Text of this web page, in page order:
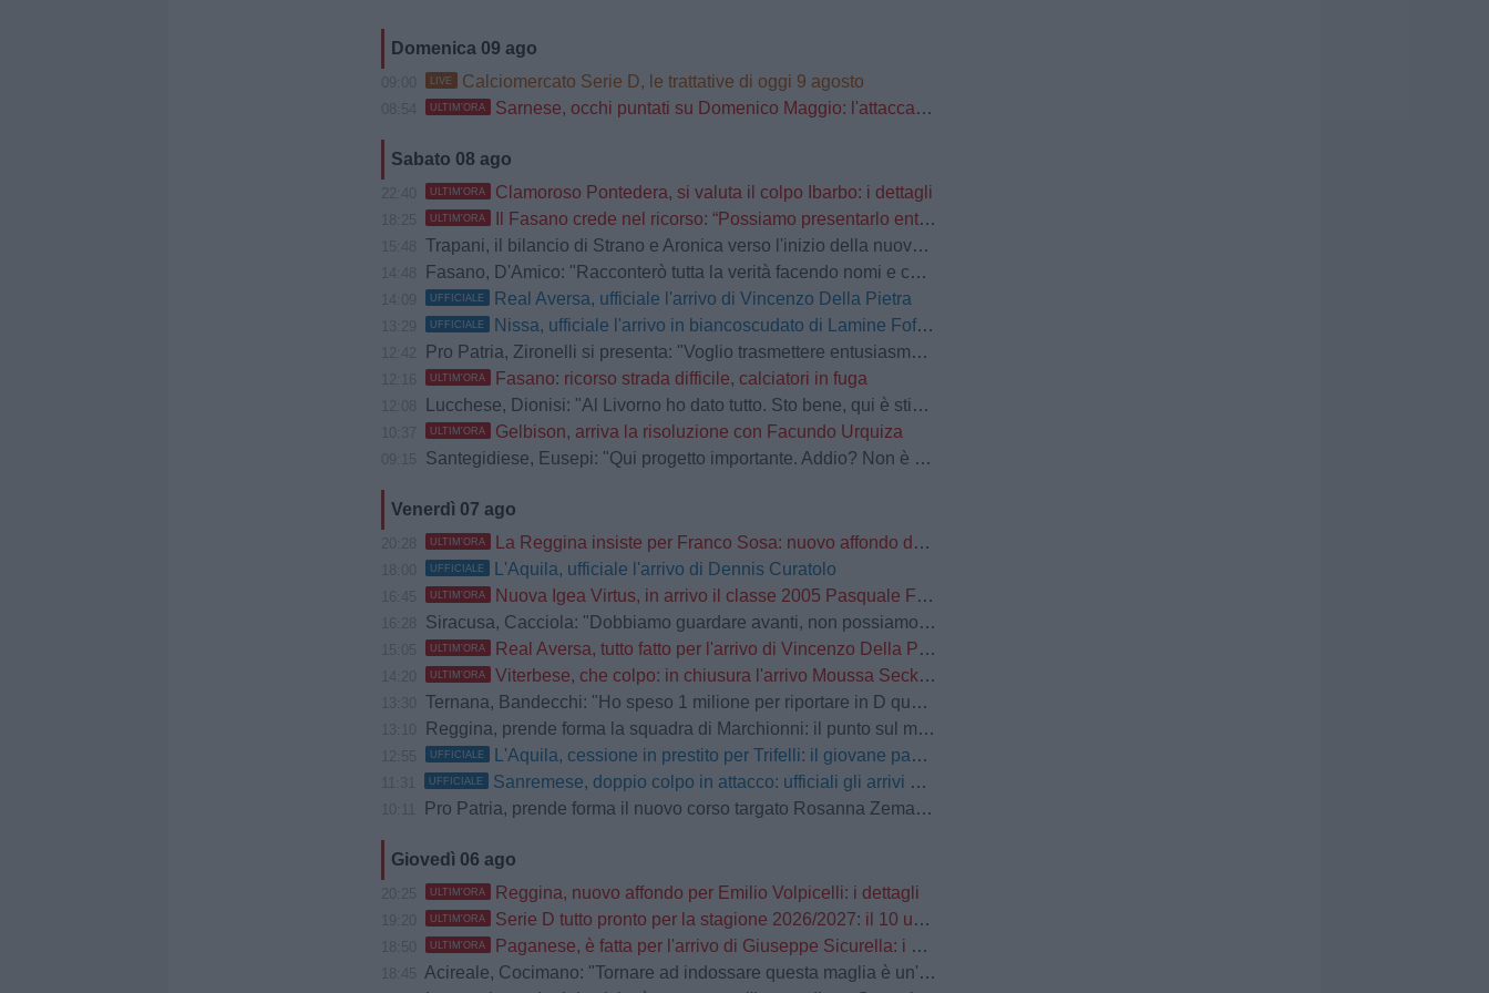
Domenica 09 ago
LIVE Calciomercato Serie D, le trattative di oggi 9 agosto
ULTIM'ORA Sarnese, occhi puntati su Domenico Maggio: l'attaccante della Scafatese nel mirino dei granata
Sabato 08 ago
ULTIM'ORA Clamoroso Pontedera, si valuta il colpo Ibarbo: i dettagli
ULTIM'ORA Il Fasano crede nel ricorso: “Possiamo presentarlo entro 30 giorni dal comunicato”
Trapani, il bilancio di Strano e Aronica verso l'inizio della nuova stagione
Fasano, D'Amico: "Racconterò tutta la verità facendo nomi e cognomi"
UFFICIALE Real Aversa, ufficiale l'arrivo di Vincenzo Della Pietra
UFFICIALE Nissa, ufficiale l'arrivo in biancoscudato di Lamine Fofana
Pro Patria, Zironelli si presenta: "Voglio trasmettere entusiasmo. Il passato va cancellato"
ULTIM'ORA Fasano: ricorso strada difficile, calciatori in fuga
Lucchese, Dionisi: "Al Livorno ho dato tutto. Sto bene, qui è stimolante"
ULTIM'ORA Gelbison, arriva la risoluzione con Facundo Urquiza
Santegidiese, Eusepi: "Qui progetto importante. Addio? Non è dipeso da me"
Venerdì 07 ago
ULTIM'ORA La Reggina insiste per Franco Sosa: nuovo affondo del club amaranto
UFFICIALE L'Aquila, ufficiale l'arrivo di Dennis Curatolo
ULTIM'ORA Nuova Igea Virtus, in arrivo il classe 2005 Pasquale Faccetti
Siracusa, Cacciola: "Dobbiamo guardare avanti, non possiamo prenderci carico di quello che è successo lo scorso anno"
ULTIM'ORA Real Aversa, tutto fatto per l'arrivo di Vincenzo Della Pietra
ULTIM'ORA Viterbese, che colpo: in chiusura l'arrivo Moussa Seck Ndoye dal Livorno
Ternana, Bandecchi: "Ho speso 1 milione per riportare in D questa società"
Reggina, prende forma la squadra di Marchionni: il punto sul mercato
UFFICIALE L'Aquila, cessione in prestito per Trifelli: il giovane passa al Bologna
UFFICIALE Sanremese, doppio colpo in attacco: ufficiali gli arrivi di Ganz e Klimavičius
Pro Patria, prende forma il nuovo corso targato Rosanna Zema: la conferenza stampa
Giovedì 06 ago
ULTIM'ORA Reggina, nuovo affondo per Emilio Volpicelli: i dettagli
ULTIM'ORA Serie D tutto pronto per la stagione 2026/2027: il 10 usciranno i calendari
ULTIM'ORA Paganese, è fatta per l'arrivo di Giuseppe Sicurella: i dettagli
Acireale, Cocimano: "Tornare ad indossare questa maglia è un'emozione fortissima. Mi ha convinto la serietà della società"